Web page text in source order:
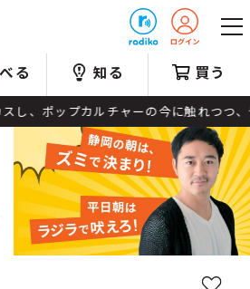
る 知る 買う
ップカルチャーの今に触れつつ、皆